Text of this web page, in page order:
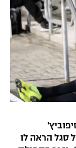
סגל הראה לו